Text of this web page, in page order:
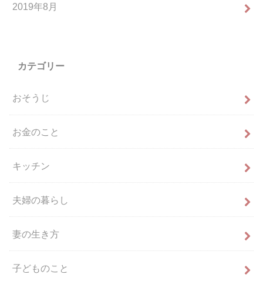
2019年8月
カテゴリー
おそうじ
お金のこと
キッチン
夫婦の暮らし
妻の生き方
子どものこと